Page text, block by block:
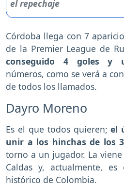
Córdoba llega con 7
de la Premier League de
conseguido 4 goles y
números, como se verá a
de todos los llamados.
Dayro Moreno
Es el que todos quieren;el
unir a los hinchas de los
torno a un jugador. La
Caldas y, actualmente,
histórico de Colombia.